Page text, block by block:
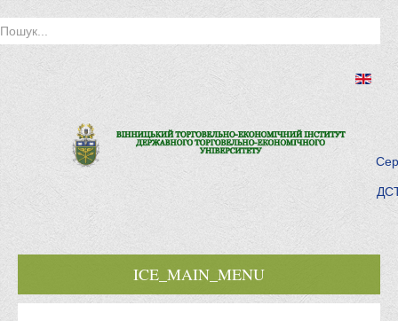
ICE_MAIN_MENU